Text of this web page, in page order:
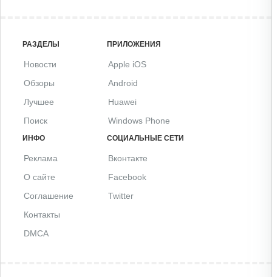
РАЗДЕЛЫ
Новости
Обзоры
Лучшее
Поиск
ПРИЛОЖЕНИЯ
Apple iOS
Android
Huawei
Windows Phone
ИНФО
Реклама
О сайте
Соглашение
Контакты
DMCA
СОЦИАЛЬНЫЕ СЕТИ
Вконтакте
Facebook
Twitter